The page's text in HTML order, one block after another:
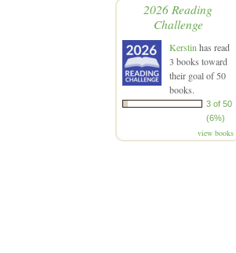
2026 Reading
Challenge
Kerstin has read
3 books toward
their goal of 50
books.
3 of 50
(6%)
view books